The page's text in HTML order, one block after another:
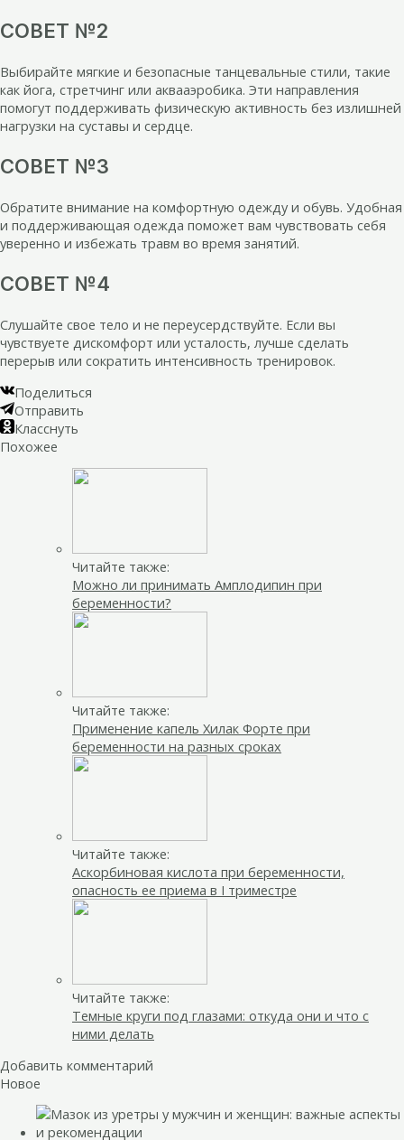
СОВЕТ №2
Выбирайте мягкие и безопасные танцевальные стили, такие
как йога, стретчинг или аквааэробика. Эти направления
помогут поддерживать физическую активность без излишней
нагрузки на суставы и сердце.
СОВЕТ №3
Обратите внимание на комфортную одежду и обувь. Удобная
и поддерживающая одежда поможет вам чувствовать себя
уверенно и избежать травм во время занятий.
СОВЕТ №4
Слушайте свое тело и не переусердствуйте. Если вы
чувствуете дискомфорт или усталость, лучше сделать
перерыв или сократить интенсивность тренировок.
Поделиться
Отправить
Класснуть
Похожее
Читайте также:
Можно ли принимать Амплодипин при
беременности?
Читайте также:
Применение капель Хилак Форте при
беременности на разных сроках
Читайте также:
Аскорбиновая кислота при беременности,
опасность ее приема в I триместре
Читайте также:
Темные круги под глазами: откуда они и что с
ними делать
Добавить комментарий
Новое